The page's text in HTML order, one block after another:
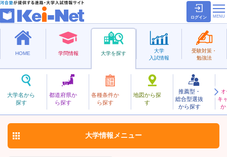
ログイン
HOME 学問情報 大学を探す
大学名から
探す
都道府県か
ら探す
各種条件か
ら探す
地図から探
す
推薦型・
総合型選抜
から探す
キ
か
大学
入試情報
受験対策・
勉強法
私立
ふくおかかんご
福岡看護大学 お気に入り
大学情報 メニュー